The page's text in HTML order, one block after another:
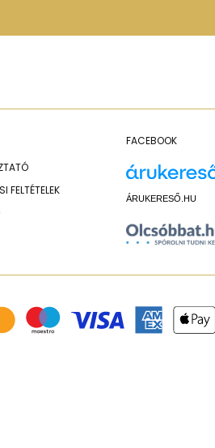
FELTÉTELEK
FACEBOOK
ÁRUKERESŐ.HU